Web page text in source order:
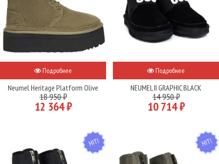
Подробнее
Neumel Heritage Platform Olive
18 950 ₽
12 364 ₽
Подробнее
NEUMEL II GRAPHIC BLACK
14 950 ₽
10 714 ₽
HIT HIT